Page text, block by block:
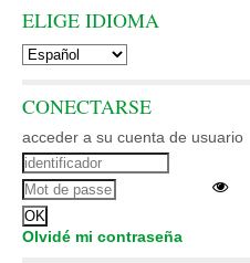
ELIGE IDIOMA
CONECTARSE
acceder a su cuenta de usuario
Olvidé mi contraseña